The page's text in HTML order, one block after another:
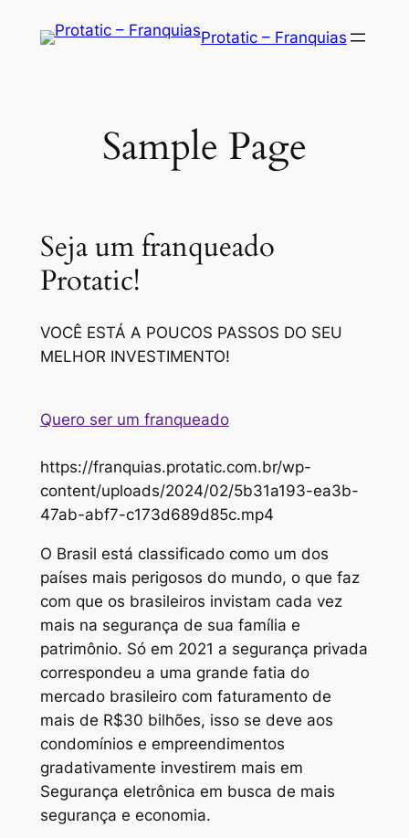
Protatic – Franquias
Sample Page
Seja um franqueado
Protatic!
VOCÊ ESTÁ A POUCOS PASSOS DO SEU
MELHOR INVESTIMENTO!
Quero ser um franqueado
https://franquias.protatic.com.br/wp-
content/uploads/2024/02/5b31a193-ea3b-
47ab-abf7-c173d689d85c.mp4
O Brasil está classificado como um dos
países mais perigosos do mundo, o que faz
com que os brasileiros invistam cada vez
mais na segurança de sua família e
patrimônio. Só em 2021 a segurança privada
correspondeu a uma grande fatia do
mercado brasileiro com faturamento de
mais de R$30 bilhões, isso se deve aos
condomínios e empreendimentos
gradativamente investirem mais em
Segurança eletrônica em busca de mais
segurança e economia.